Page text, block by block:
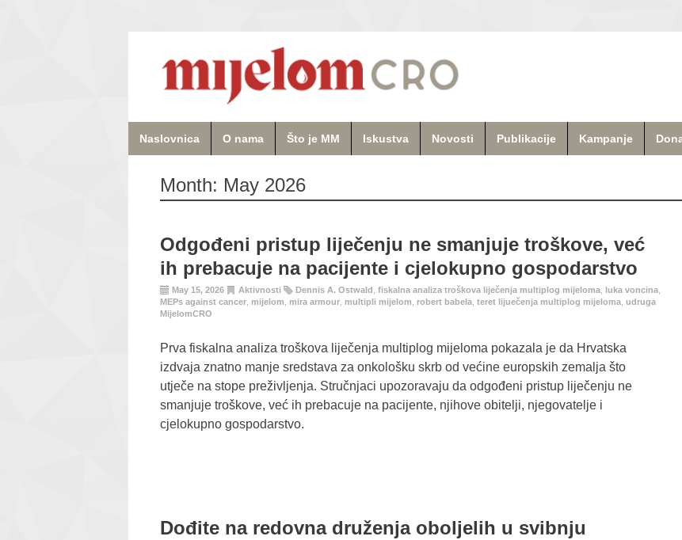
Naslovnica O nama Što je MM Iskustva Novosti Publikacije Kampanje
Month: May 2026
Odgođeni pristup liječenju ne smanjuje troškove, već
ih prebacuje na pacijente i cjelokupno gospodarstvo
May 15, 2026 Aktivnosti Dennis A. Ostwald fiskalna analiza troškova liječenja multiplog mijeloma luka voncina
MEPs against cancer mijelom mira armour multipli mijelom robert babela teret lijuečenja multiplog mijeloma udruga
MijelomCRO
Prva fiskalna analiza troškova liječenja multiplog mijeloma pokazala je da Hrvatska
izdvaja znatno manje sredstava za onkološku skrb od većine europskih zemalja što
utječe na stope preživljenja. Stručnjaci upozoravaju da odgođeni pristup liječenju ne
smanjuje troškove, već ih prebacuje na pacijente, njihove obitelji, njegovatelje i
cjelokupno gospodarstvo.
Dođite na redovna druženja oboljelih u svibnju